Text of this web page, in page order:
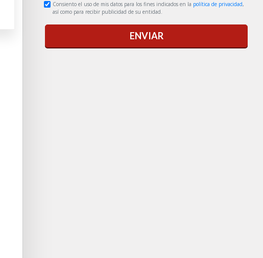
Consiento el uso de mis datos para los fines indicados en la política de privacidad,
así como para recibir publicidad de su entidad.
ENVIAR